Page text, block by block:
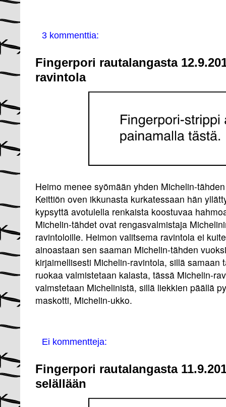
3 kommenttia:
Fingerpori rautalangasta
ravintola
Heimo menee syömään yhden Michelin-
Keittiön oven ikkunasta kurkatessaan hän
kypsyttä avotulella renkaista koostuvaa
Michelin-tähdet ovat rengasvalmistaja
ravintoloille. Heimon valitsema ravintola ei
ainoastaan sen saaman Michelin-tähden
kirjaimellisesti Michelin-ravintola, sillä samaan
ruokaa valmistetaan kalasta, tässä Michelin-
valmstetaan Michelinistä, sillä liekkien päällä
maskotti, Michelin-ukko.
Ei kommentteja:
Fingerpori rautalangasta
selällään